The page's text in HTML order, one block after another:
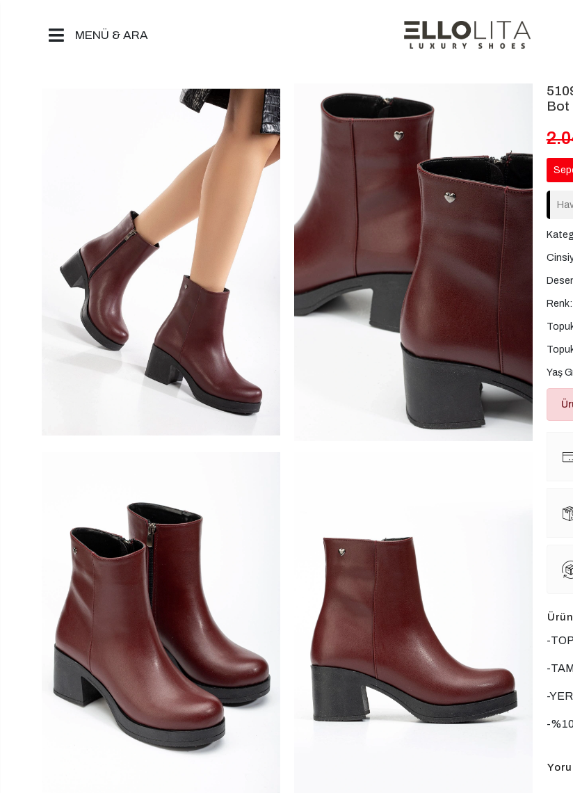
MENÜ & ARA
Bot
Renk:
Yaş
-
-
-
-